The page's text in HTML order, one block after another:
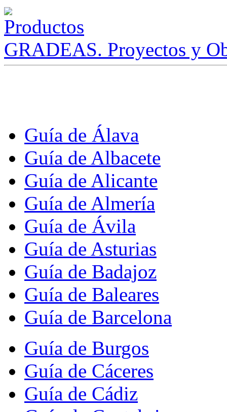
GRADEAS. Proyectos y
Guía de Álava
Guía de Albacete
Guía de Alicante
Guía de Almería
Guía de Ávila
Guía de Asturias
Guía de Badajoz
Guía de Baleares
Guía de Barcelona
Guía de Burgos
Guía de Cáceres
Guía de Cádiz